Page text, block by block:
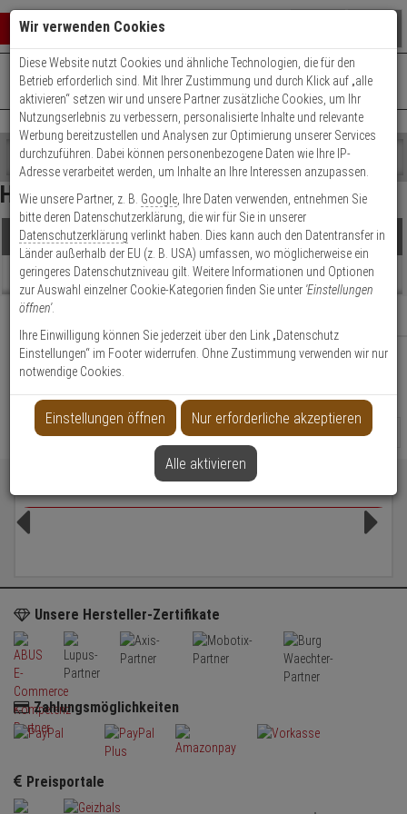
Warenkorb schließen
0 ARTIKEL IM WARENKORB
Ihr Warenkorb ist momentan leer.
Ergebnisse (0) Fertig
Die ausgewählten Filter führen zu keinem
Shop
durchsuchen
Bitte
geben
Sie
mindestens
3
Zeichen
ein,
um
Suche
Es
wurde
noch
Kategorien
Suche
gestartet
+49 (0)821 899 493-0Mo. - Do.: 8:00 - 16:30 | Fr.: 8:00 - 14:00 Uhr
Kontaktservice nutzen
Hoppe Atlanta
Produkte
Beratung
Es wurden keine Artikel gefunden
24
Unsere Hersteller-Zertifikate
Zahlungsmöglichkeiten
Preisportale
Wir verwenden Cookies
Diese Website nutzt Cookies und ähnliche Technologien, die für den
Betrieb erforderlich sind. Mit Ihrer Zustimmung und durch Klick auf „alle
aktivieren“ setzen wir und unsere Partner zusätzliche Cookies, um Ihr
Nutzungserlebnis zu verbessern, personalisierte Inhalte und relevante
Werbung bereitzustellen und Analysen zur Optimierung unserer Services
durchzuführen. Dabei können personenbezogene Daten wie Ihre IP-
Adresse verarbeitet werden, um Inhalte an Ihre Interessen anzupassen.
Wie unsere Partner, z. B. Google , Ihre Daten verwenden, entnehmen Sie
bitte deren Datenschutzerklärung, die wir für Sie in unserer
Datenschutzerklärung verlinkt haben. Dies kann auch den Datentransfer in
Länder außerhalb der EU (z. B. USA) umfassen, wo möglicherweise ein
geringeres Datenschutzniveau gilt. Weitere Informationen und Optionen
zur Auswahl einzelner Cookie-Kategorien finden Sie unter 'Einstellungen
öffnen'.
Ihre Einwilligung können Sie jederzeit über den Link „Datenschutz
Einstellungen“ im Footer widerrufen. Ohne Zustimmung verwenden wir nur
notwendige Cookies.
Einstellungen öffnen Nur erforderliche akzeptieren
Alle aktivieren